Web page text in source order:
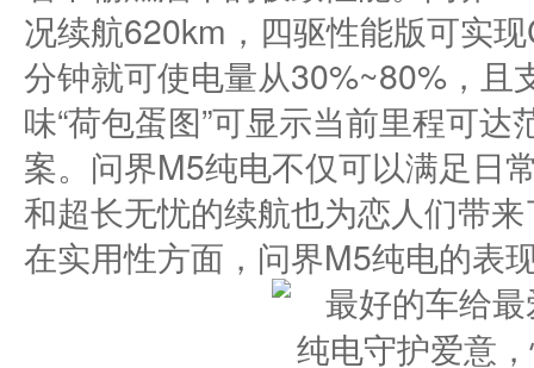
况续航620km，四驱性能版可实
分钟就可使电量从30%~80%，且
味“荷包蛋图”可显示当前里程可
案。问界M5纯电不仅可以满足日
和超长无忧的续航也为恋人们带
在实用性方面，问界M5纯电的表